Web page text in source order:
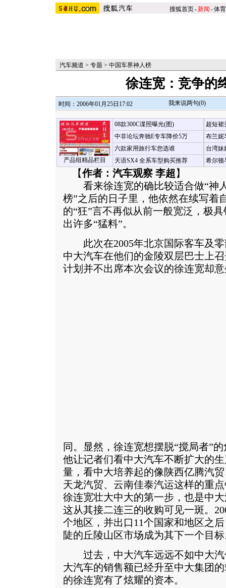
搜狐首页-新闻 -体育
汽车频道 > 专题 > 中国车界神人榜
徐连宽：竞争的
时间：2006年01月25日17:02 我来说两句(0)
产品组精品栏目
08款300C谍照曝光(图)
中非论坛奔驰E专车降价5万
六款家用旅行车您选谁
天语SX4 全系车型购买推荐
超短裙
布兰妮
台湾妹
希尔顿
【作者：汽车观察 李超 】
看来徐连宽的确比较适合做“神
榜”之后的日子里，他依然在续写着
的“狂”言不再似从前一般宽泛，极
出许多“猛料”。
此次在2005年北京国际客车及零
中大汽车在他们的金陵双层巴士上
计划并不出席本次会议的徐连宽却
同。显然，徐连宽想摆脱“搅局者”
他让记者们看中大汽车不断扩大的
量，看中大培养起的像陕西亿腾汽
天龙汽贸、云南佳泰汽运这样的重
徐连宽壮大中大的第一步，也是中
这从其接二连三的收购可见一斑。
个地区，并出口11个国家和地区之
陡的丘陵山区市场成为其下一个目
过去，中大汽车远远不如中大汽
大汽车的销售额已经升至中大集团
的徐连宽有了炫耀的资本。